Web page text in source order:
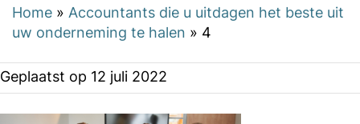
Home » Accountants die u uitdagen het beste uit
uw onderneming te halen » 4
Geplaatst op 12 juli 2022